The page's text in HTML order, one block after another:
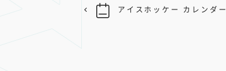
アイスホッケー カレンダー